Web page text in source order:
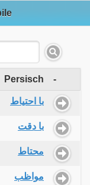
Persisch -
با احتیاط
با دقت
محتاط
مواظب